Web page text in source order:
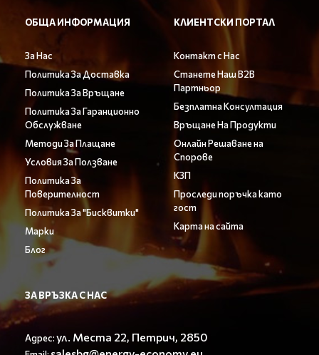
ОБЩА ИНФОРМАЦИЯ
За Нас
Политика За Доставка
Политика За Връщане
Политика За Гаранционно
Обслужване
Методи За Плащане
Условия За Ползване
Политика За
Поверителност
Политика За "Бисквитки"
Марки
Блог
КЛИЕНТСКИ ПОРТАЛ
Контакт с Нас
Станете Наш B2B
Партньор
Безплатна Консултация
Връщане На Продукти
Онлайн Решаване на
Спорове
КЗП
Проследи поръчка като
гост
Карта на сайта
ЗА ВРЪЗКА С НАС
Адрес:ул. Места 22, Петрич, 2850